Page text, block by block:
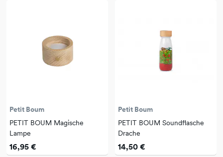
Petit Boum
PETIT BOUM Magische
Lampe
16,95 €
Petit Boum
PETIT BOUM Soundflasche
Drache
14,50 €